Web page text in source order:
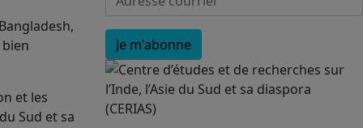
et les
Sud et sa